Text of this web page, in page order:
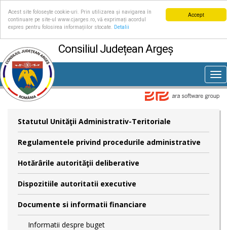
Accept
Acest site folosește cookie-uri. Prin utilizarea și navigarea în
continuare pe site-ul www.cjarges.ro, vă exprimați acordul
expres pentru folosirea informațiilor stocate.
Detalii
Consiliul Județean Argeș
Statutul Unităţii Administrativ-Teritoriale
Regulamentele privind procedurile administrative
Hotărârile autorităţii deliberative
Dispozitiile autoritatii executive
Documente si informatii financiare
Informatii despre buget